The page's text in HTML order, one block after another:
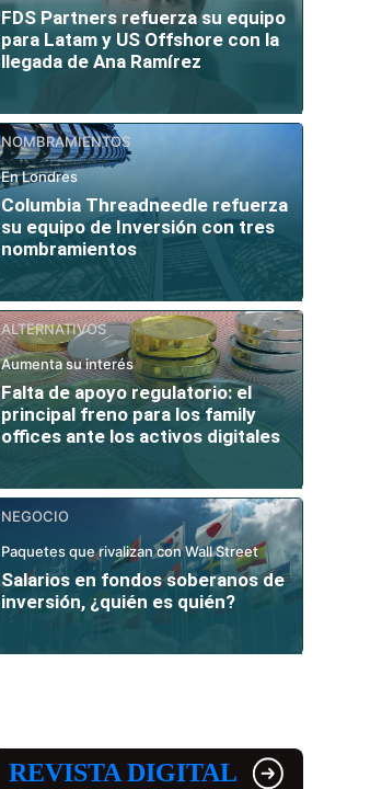
FDS Partners refuerza su equipo
para Latam y US Offshore con la
llegada de Ana Ramírez
NOMBRAMIENTOS
En Londres
Columbia Threadneedle refuerza
su equipo de Inversión con tres
nombramientos
ALTERNATIVOS
Aumenta su interés
Falta de apoyo regulatorio: el
principal freno para los family
offices ante los activos digitales
NEGOCIO
Paquetes que rivalizan con Wall Street
Salarios en fondos soberanos de
inversión, ¿quién es quién?
REVISTA DIGITAL